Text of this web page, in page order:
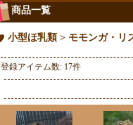
商品一覧
小型ほ乳類 > モモンガ・リ
登録アイテム数: 17件